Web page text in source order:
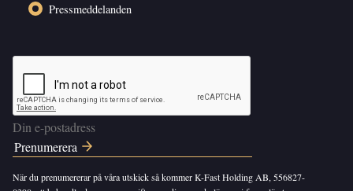
Pressmeddelanden
När du prenumererar på våra utskick så kommer K-Fast Holding AB, 556827-